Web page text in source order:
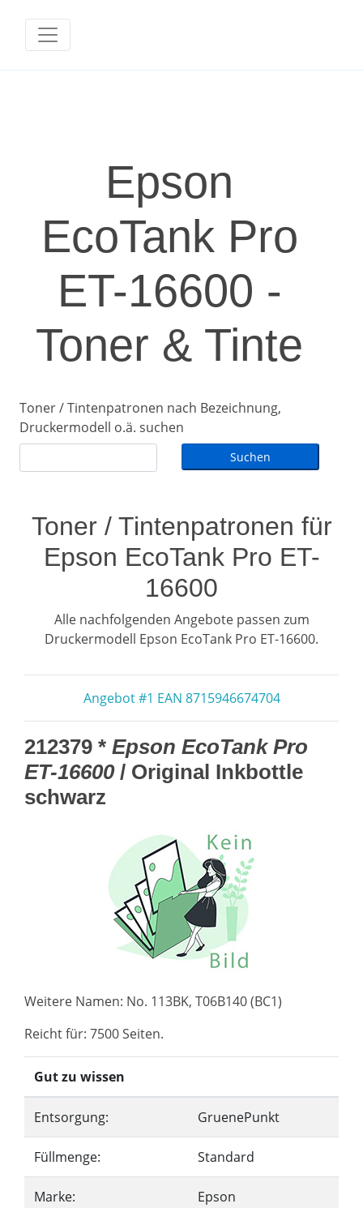
Epson
EcoTank Pro
ET-16600 -
Toner & Tinte
Toner / Tintenpatronen nach Bezeichnung,
Druckermodell o.ä. suchen
Toner / Tintenpatronen für
Epson EcoTank Pro ET-
16600
Alle nachfolgenden Angebote passen zum
Druckermodell Epson EcoTank Pro ET-16600.
Angebot #1 EAN 8715946674704
212379 * Epson EcoTank Pro
ET-16600/ Original Inkbottle
schwarz
Weitere Namen: No. 113BK, T06B140 (BC1)
Reicht für: 7500 Seiten.
Gut zu wissen
Entsorgung: GruenePunkt
Füllmenge: Standard
Marke: Epson